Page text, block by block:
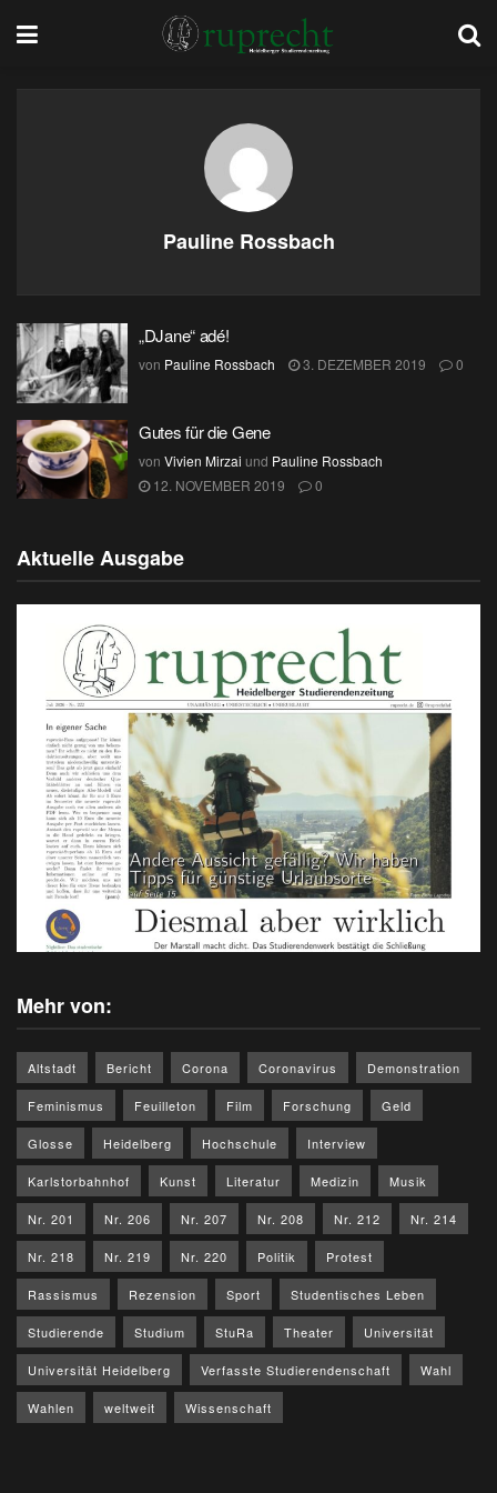
Pauline Rossbach
„DJane“ adé!
von Pauline Rossbach 3. DEZEMBER 2019 0
Gutes für die Gene
von Vivien Mirzai und Pauline Rossbach
12. NOVEMBER 2019
0
Aktuelle Ausgabe
Mehr von:
Altstadt Bericht Corona Coronavirus Demonstration
Feminismus Feuilleton Film Forschung Geld
Glosse Heidelberg Hochschule Interview
Karlstorbahnhof Kunst Literatur Medizin Musik
Nr. 201 Nr. 206 Nr. 207 Nr. 208 Nr. 212 Nr. 214
Nr. 218 Nr. 219 Nr. 220 Politik Protest
Rassismus Rezension Sport Studentisches Leben
Studierende Studium StuRa Theater Universität
Universität Heidelberg Verfasste Studierendenschaft Wahl
Wahlen weltweit Wissenschaft